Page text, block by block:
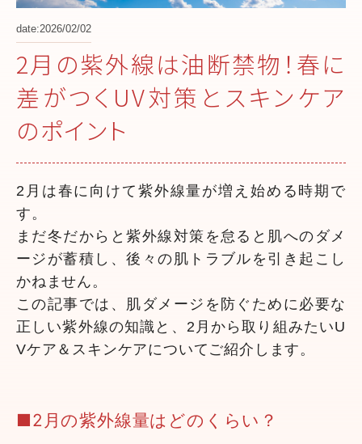
date:2026/02/02
2月の紫外線は油断禁物！春に
差がつくUV対策とスキンケア
のポイント
2月は春に向けて紫外線量が増え始める時期で
す。
まだ冬だからと紫外線対策を怠ると肌へのダメ
ージが蓄積し、後々の肌トラブルを引き起こし
かねません。
この記事では、肌ダメージを防ぐために必要な
正しい紫外線の知識と、2月から取り組みたいU
Vケア＆スキンケアについてご紹介します。
■2月の紫外線量はどのくらい？